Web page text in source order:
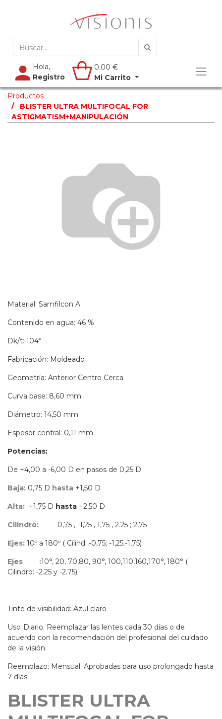
Hola,
Registro
0,00 €
Mi Carrito
Productos
BLISTER ULTRA MULTIFOCAL FOR
ASTIGMATISM+MANIPULACIÓN
Material: Samfilcon A
Contenido en agua: 46 %
Dk/t: 104*
Fabricación: Moldeado
Geometría: Anterior Centro Cerca
Curva base: 8,60 mm
Diámetro: 14,50 mm
Espesor central: 0,11 mm
Potencias:
De +4,00 a -6,00 D en pasos de 0,25 D
Baja: 0,75 D hasta +1,50 D
Alta: +1,75 D hasta +2,50 D
Cilindro: -0,75 , -1,25 , 1,75 , 2.25 ; 2,75
Ejes: 10º a 180º ( Cilind: -0,75; -1,25;-1,75)
Ejes :10°, 20, 70,80, 90°, 100,110,160,170°, 180° (
Cilindro: -2.25 y -2.75)
Tinte de visibilidad: Azul claro
Uso Diario. Reemplazar las lentes cada 30 días o de
acuerdo con la recomendación del profesional del cuidado
de la visión.
Reemplazo: Mensual; Aprobadas para uso prolongado hasta
7 días.
BLISTER ULTRA